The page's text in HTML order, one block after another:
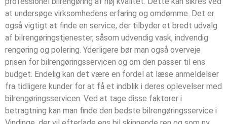
at undersøge virksomhedens erfaring og omdømme. Det er
også vigtigt at finde en service, der tilbyder et bredt udvalg
af bilrengøringstjenester, såsom udvendig vask, indvendig
rengøring og polering. Yderligere bør man også overveje
prisen for bilrengøringsservicen og om den passer til ens
budget. Endelig kan det være en fordel at læse anmeldelser
fra tidligere kunder for at få et indblik i deres oplevelser med
bilrengøringsservicen. Ved at tage disse faktorer i
betragtning kan man finde den bedste bilrengøringsservice i